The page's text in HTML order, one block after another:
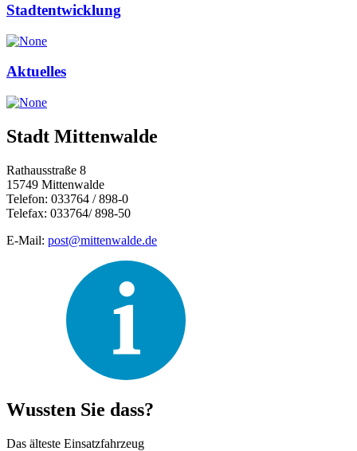
Stadtentwicklung
Aktuelles
Stadt Mittenwalde
Rathausstraße 8
15749 Mittenwalde
Telefon: 033764 / 898-0
Telefax: 033764/ 898-50
E-Mail: post@mittenwalde.de
Wussten Sie dass?
Das älteste Einsatzfahrzeug